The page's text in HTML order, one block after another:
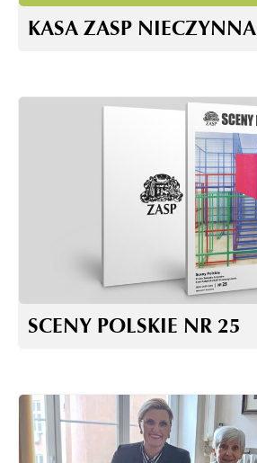
KASA ZASP NIECZYNNA
SCENY POLSKIE NR 25